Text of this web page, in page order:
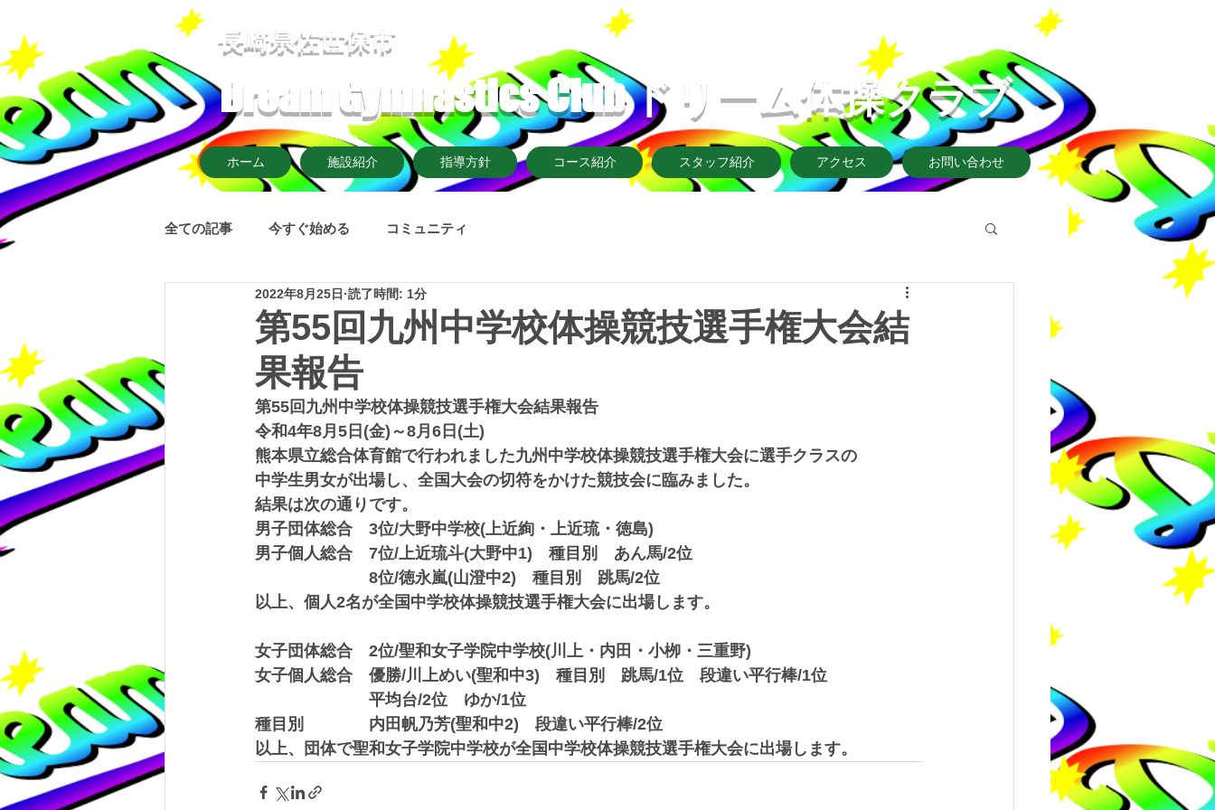
​長崎県佐世保市
Dream Gymnastics Club ドリーム体操クラブ​
ホーム 施設紹介 指導方針 コース紹介 スタッフ紹介 アクセス お問い合わせ
全ての記事 今すぐ始める コミュニティ
第55回九州中学校体操競技選手権大会結
果報告
2022年8月25日 読了時間: 1分
第55回九州中学校体操競技選手権大会結果報告
令和4年8月5日(金)～8月6日(土)
熊本県立総合体育館で行われました九州中学校体操競技選手権大会に選手クラスの
中学生男女が出場し、全国大会の切符をかけた競技会に臨みました。
結果は次の通りです。
男子団体総合　3位/大野中学校(上近絢・上近琉・徳島)
男子個人総合　7位/上近琉斗(大野中1)　種目別　あん馬/2位
8位/徳永嵐(山澄中2)　種目別　跳馬/2位
以上、個人2名が全国中学校体操競技選手権大会に出場します。
女子団体総合　2位/聖和女子学院中学校(川上・内田・小栁・三重野)
女子個人総合　優勝/川上めい(聖和中3)　種目別　跳馬/1位　段違い平行棒/1位
平均台/2位　ゆか/1位
種目別　　　　内田帆乃芳(聖和中2)　段違い平行棒/2位
以上、団体で聖和女子学院中学校が全国中学校体操競技選手権大会に出場します。